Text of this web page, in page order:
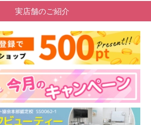
実店舗のご紹介